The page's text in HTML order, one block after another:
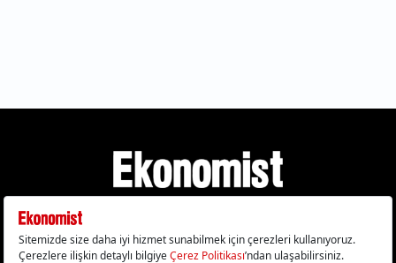
Gizlilik Politikası Çerez Politikası Çerezleri Sıfırla